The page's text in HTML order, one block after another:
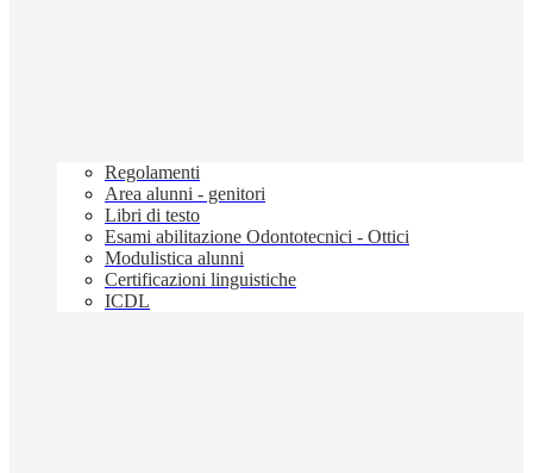
Regolamenti
Area alunni - genitori
Libri di testo
Esami abilitazione Odontotecnici - Ottici
Modulistica alunni
Certificazioni linguistiche
ICDL